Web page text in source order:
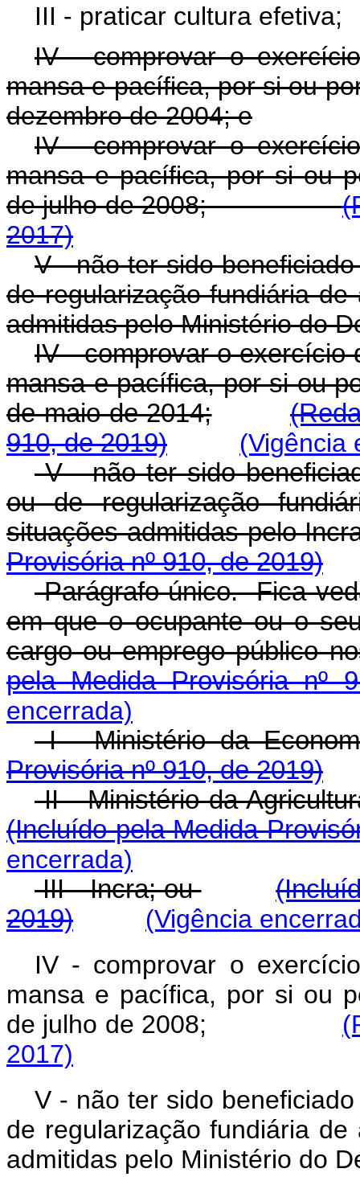
III - praticar cultura efetiva;
IV - comprovar o
mansa e pacífica, por si ou
dezembro de 2004; e
IV - comprovar o
mansa e pacífica, por si ou
de julho de 2008;
2017)
V - não ter sido
de regularização fundiária
admitidas pelo Ministério do
IV - comprovar o exercício
mansa e pacífica, por si ou
de maio de 2014;
910, de 2019)
(Vigência
V - não ter sido
ou de regularização
situações admitidas pelo
Provisória nº 910, de 2019)
Parágrafo único. Fica
em que o ocupante ou o
cargo ou emprego público
pela Medida Provisória nº
encerrada)
I - Ministério da
Provisória nº 910, de 2019)
II - Ministério da
(Incluído pela Medida
encerrada)
III - Incra; ou
2019)
(Vigência
IV - comprovar o
mansa e pacífica, por si ou
de julho de 2008;
2017)
V - não ter sido
de regularização fundiária
admitidas pelo Ministério do